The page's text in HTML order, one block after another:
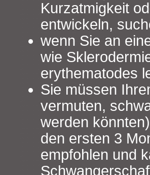
Kurzatmigkeit
entwickeln,
wenn Sie an
wie
erythematodes
Sie müssen
vermuten,
werden
den ersten 3
empfohlen und